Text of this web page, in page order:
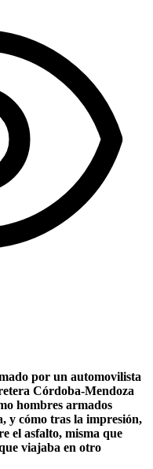
por un automovilista
Córdoba-Mendoza
hombres armados
y cómo tras la impresión,
el asfalto, misma que
viajaba en otro